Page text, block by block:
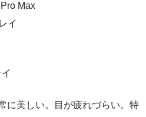
Max
イ
に美しい。目が疲れづらい。特